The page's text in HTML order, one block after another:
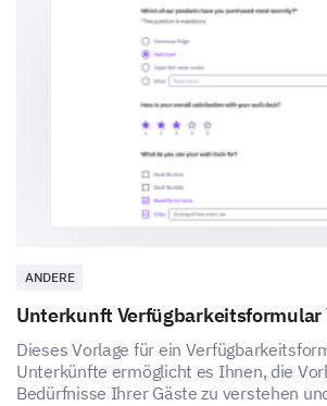
Suggestions and
We value your suggestions which will
help us in improving the safety
Please share any additional
suggestions to improve our
ANDERE
Unterkunft Verfügbarkeitsformular
Dieses Vorlage für ein
Unterkünfte ermöglicht es Ihnen, die
Bedürfnisse Ihrer Gäste zu verstehen